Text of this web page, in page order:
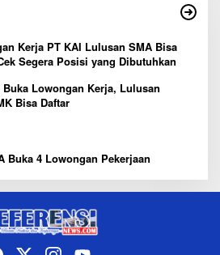
Kerja PT KAI Lulusan SMA Bisa
Segera Posisi yang Dibutuhkan
Buka Lowongan Kerja, Lulusan
Bisa Daftar
Buka 4 Lowongan Pekerjaan